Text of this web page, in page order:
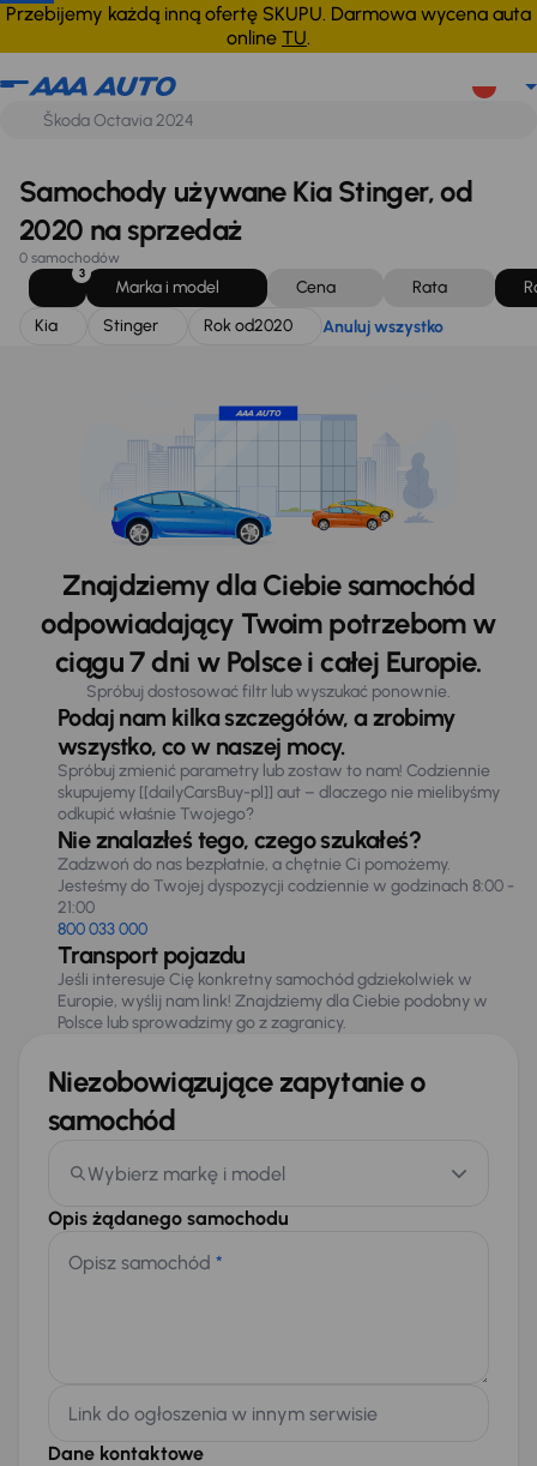
Przebijemy każdą inną ofertę SKUPU. Darmowa wycena auta
online TU.
Kia Stinger Rok od2020 Anuluj wszystko
Samochody używane Kia Stinger, od
2020 na sprzedaż
0 samochodów
3
Marka i model Cena Rata
Kia
Stinger Rok od2020 Anuluj wszystko
Znajdziemy dla Ciebie samochód
odpowiadający Twoim potrzebom w
ciągu 7 dni w Polsce i całej Europie.
Spróbuj dostosować filtr lub wyszukać ponownie.
Podaj nam kilka szczegółów, a zrobimy
wszystko, co w naszej mocy.
Spróbuj zmienić parametry lub zostaw to nam! Codziennie
skupujemy [[dailyCarsBuy-pl]] aut – dlaczego nie mielibyśmy
odkupić właśnie Twojego?
Nie znalazłeś tego, czego szukałeś?
Zadzwoń do nas bezpłatnie, a chętnie Ci pomożemy.
Jesteśmy do Twojej dyspozycji codziennie w godzinach 8:00 -
21:00
800 033 000
Transport pojazdu
Jeśli interesuje Cię konkretny samochód gdziekolwiek w
Europie, wyślij nam link! Znajdziemy dla Ciebie podobny w
Polsce lub sprowadzimy go z zagranicy.
Niezobowiązujące zapytanie o
samochód
Wybierz markę i model
Opis żądanego samochodu
Opisz samochód *
Link do ogłoszenia w innym serwisie
Dane kontaktowe